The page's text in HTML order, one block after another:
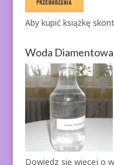
Aby kupić książkę
Woda Diamentowa
Dowiedz się więcej o